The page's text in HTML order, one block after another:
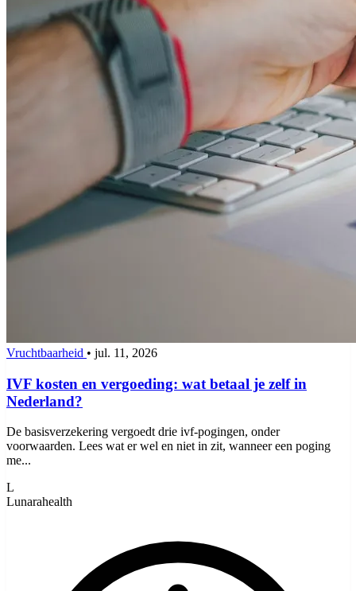
Vruchtbaarheid • jul. 11, 2026
IVF kosten en vergoeding: wat betaal je zelf in
Nederland?
De basisverzekering vergoedt drie ivf-pogingen, onder
voorwaarden. Lees wat er wel en niet in zit, wanneer een poging
me...
L
Lunarahealth